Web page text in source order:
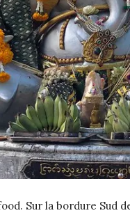
Sur la bordure Sud